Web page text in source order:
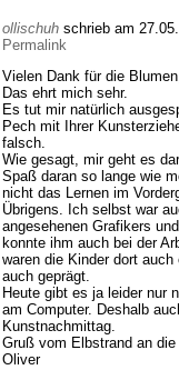
ollischuh schrieb am
Permalink
Vielen Dank für die
Das ehrt mich sehr.
Es tut mir natürlich
Pech mit Ihrer
falsch.
Wie gesagt, mir geht es
Spaß daran so lange wie
nicht das Lernen im
Übrigens. Ich selbst war
angesehenen Grafikers
konnte ihm auch bei der
waren die Kinder dort
auch geprägt.
Heute gibt es ja leider nur
am Computer. Deshalb
Kunstnachmittag.
Gruß vom Elbstrand an die
Oliver